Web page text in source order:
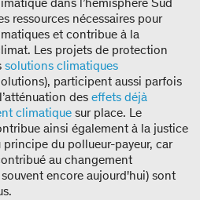
ressources nécessaires pour
et contribue à la
Les projets de protection
solutions climatiques
participent aussi parfois
des effets déjà
climatique sur place. Le
ainsi également à la justice
du pollueur-payeur, car
au changement
encore aujourd'hui) sont